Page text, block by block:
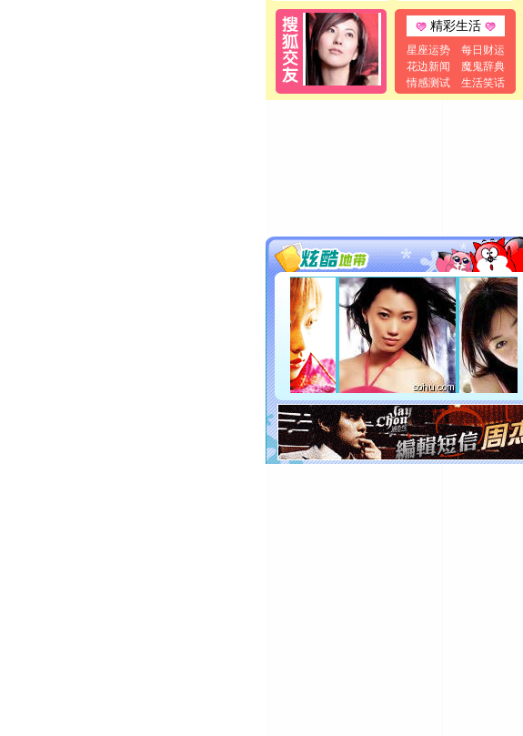
精彩生活
星座运势
每日财运
花边新闻
魔鬼辞典
情感测试
生活笑话